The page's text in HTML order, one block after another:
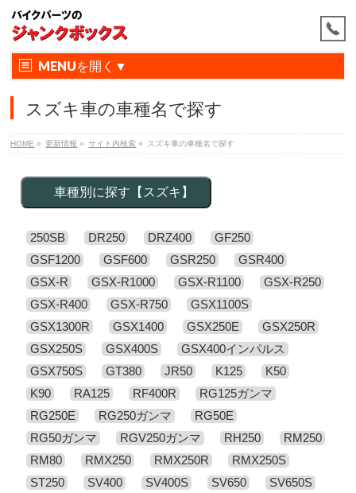
MENU
スズキ車の車種名で探す
HOME » 更新情報 » サイト内検索 » スズキ車の車種名で探す
車種別に探す【スズキ】
250SB DR250 DRZ400
GF250
GSF1200
GSF600 GSR250
GSR400
GSX-R
GSX-R1000 GSX-R1100
GSX-R250
GSX-R400
GSX-R750
GSX1100S
GSX1300R
GSX1400 GSX250E
GSX250R
GSX250S
GSX400S
GSX400インパルス
GSX750S
GT380 JR50 K125
K50
K90
RA125 RF400R
RG125ガンマ
RG250E
RG250ガンマ
RG50E
RG50ガンマ
RGV250ガンマ RH250
RM250
RM80
RMX250 RMX250R
RMX250S
ST250
SV400 SV400S SV650
SV650S